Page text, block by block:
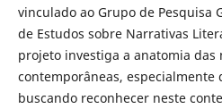
vinculado ao Grupo de Pesquisa
de Estudos sobre Narrativas
projeto investiga a anatomia
contemporâneas, especialmente
buscando reconhecer neste